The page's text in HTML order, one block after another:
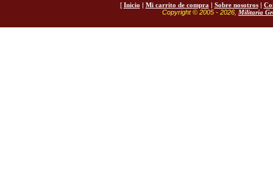
[ Inicio | Mi carrito de compra | Sobre nosotros|
Copyright © 2005 - 2026, Militaria